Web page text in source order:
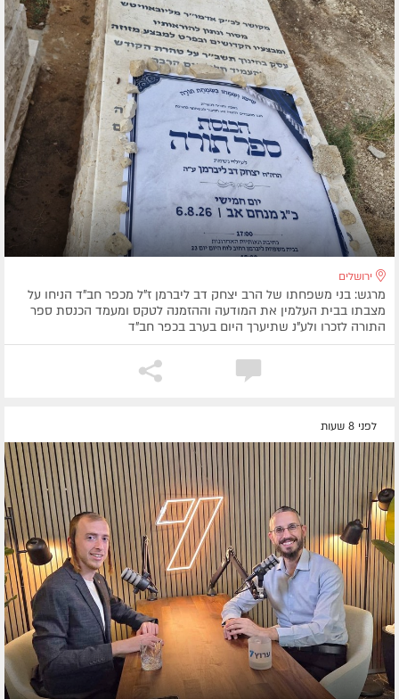
ירושלים
מרגש: בני משפחתו של הרב יצחק דב ליברמן ז"ל מכפר חב"ד הניחו על
מצבתו בבית העלמין את המודעה וההזמנה לטקס ומעמד הכנסת ספר
התורה לזכרו ולע"נ שתיערך היום בערב בכפר חב"ד
לפני 8 שעות